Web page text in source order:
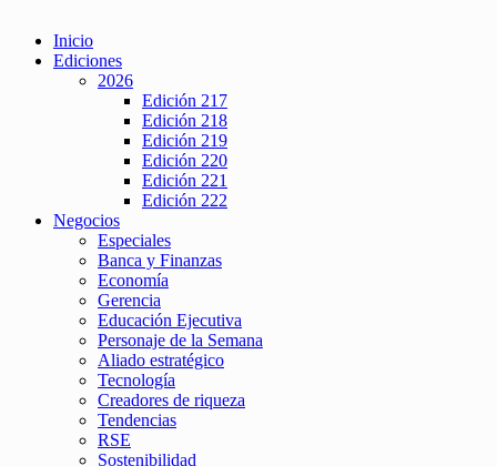
Inicio
Ediciones
2026
Edición 217
Edición 218
Edición 219
Edición 220
Edición 221
Edición 222
Negocios
Especiales
Banca y Finanzas
Economía
Gerencia
Educación Ejecutiva
Personaje de la Semana
Aliado estratégico
Tecnología
Creadores de riqueza
Tendencias
RSE
Sostenibilidad